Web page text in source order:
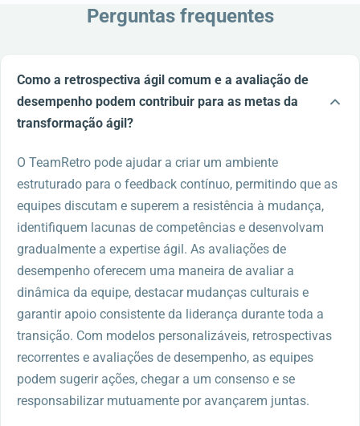
Perguntas frequentes
Como a retrospectiva ágil comum e a avaliação de
desempenho podem contribuir para as metas da
transformação ágil?
O TeamRetro pode ajudar a criar um ambiente
estruturado para o feedback contínuo, permitindo que as
equipes discutam e superem a resistência à mudança,
identifiquem lacunas de competências e desenvolvam
gradualmente a expertise ágil. As avaliações de
desempenho oferecem uma maneira de avaliar a
dinâmica da equipe, destacar mudanças culturais e
garantir apoio consistente da liderança durante toda a
transição. Com modelos personalizáveis, retrospectivas
recorrentes e avaliações de desempenho, as equipes
podem sugerir ações, chegar a um consenso e se
responsabilizar mutuamente por avançarem juntas.